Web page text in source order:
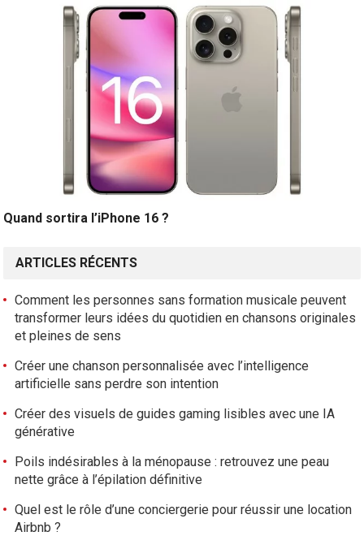
Quand sortira l’iPhone 16 ?
ARTICLES RÉCENTS
Comment les personnes sans formation musicale peuvent
transformer leurs idées du quotidien en chansons originales
et pleines de sens
Créer une chanson personnalisée avec l’intelligence
artificielle sans perdre son intention
Créer des visuels de guides gaming lisibles avec une IA
générative
Poils indésirables à la ménopause : retrouvez une peau
nette grâce à l’épilation définitive
Quel est le rôle d’une conciergerie pour réussir une location
Airbnb ?